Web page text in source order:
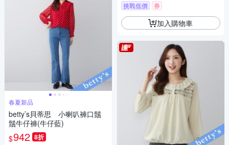
春夏新品
betty’s貝蒂思 小喇叭褲口鬚
鬚牛仔褲(牛仔藍)
$942 8折
挑戰低價 券
加入購物車